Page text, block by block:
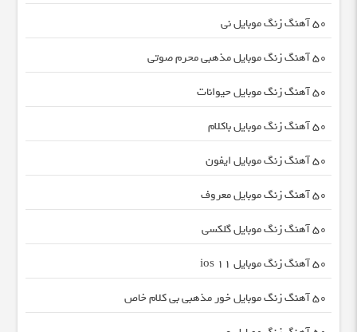
50 آهنگ زنگ موبایل نی
50 آهنگ زنگ موبایل مذهبی محرم صوتی
50 آهنگ زنگ موبایل حیوانات
50 آهنگ زنگ موبایل باکلام
50 آهنگ زنگ موبایل ایفون
50 آهنگ زنگ موبایل معروف
50 آهنگ زنگ موبایل گلکسی
50 آهنگ زنگ موبایل ios 11
50 آهنگ زنگ موبایل خور مذهبی بی کلام خاص